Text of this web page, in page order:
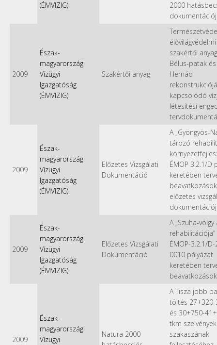
(ÉMVIZIG)
2000
2009
Észak-
magyarországi
Vízügyi
Igazgatóság
(ÉMVIZIG)
Szakértői anyag
élővilágvédelmi
szakértői
Bélus-patak
Hernád
kapcsolódó
létesítési
2009
Észak-
magyarországi
Vízügyi
Igazgatóság
(ÉMVIZIG)
Előzetes Vizsgálati
Dokumentáció
A „Gyöngyös-
tározó
ÉMOP 3.2.1/D
keretében
beavatkozások
előzetes
2009
Észak-
magyarországi
Vízügyi
Igazgatóság
(ÉMVIZIG)
Előzetes Vizsgálati
Dokumentáció
A „Szuha-völgy
rehabilitációja”
ÉMOP-3.2.1/
0010 pályázat
keretében
beavatkozások
2009
Észak-
magyarországi
Vízügyi
Natura 2000
A Tisza jobb
töltés
és 30+750-
tkm
szakaszának